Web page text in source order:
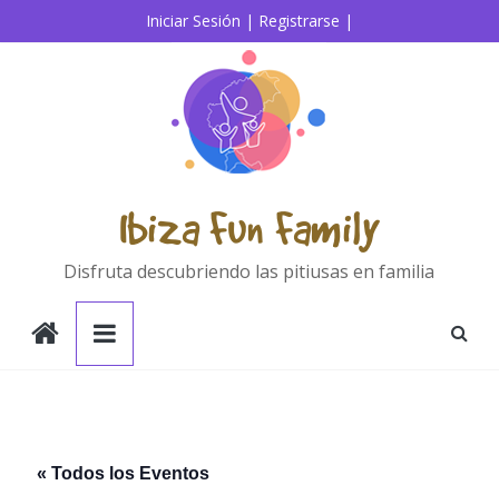
al
Iniciar Sesión | Registrarse |
Ibiza Fun Family
Disfruta descubriendo las pitiusas en familia
« Todos los Eventos